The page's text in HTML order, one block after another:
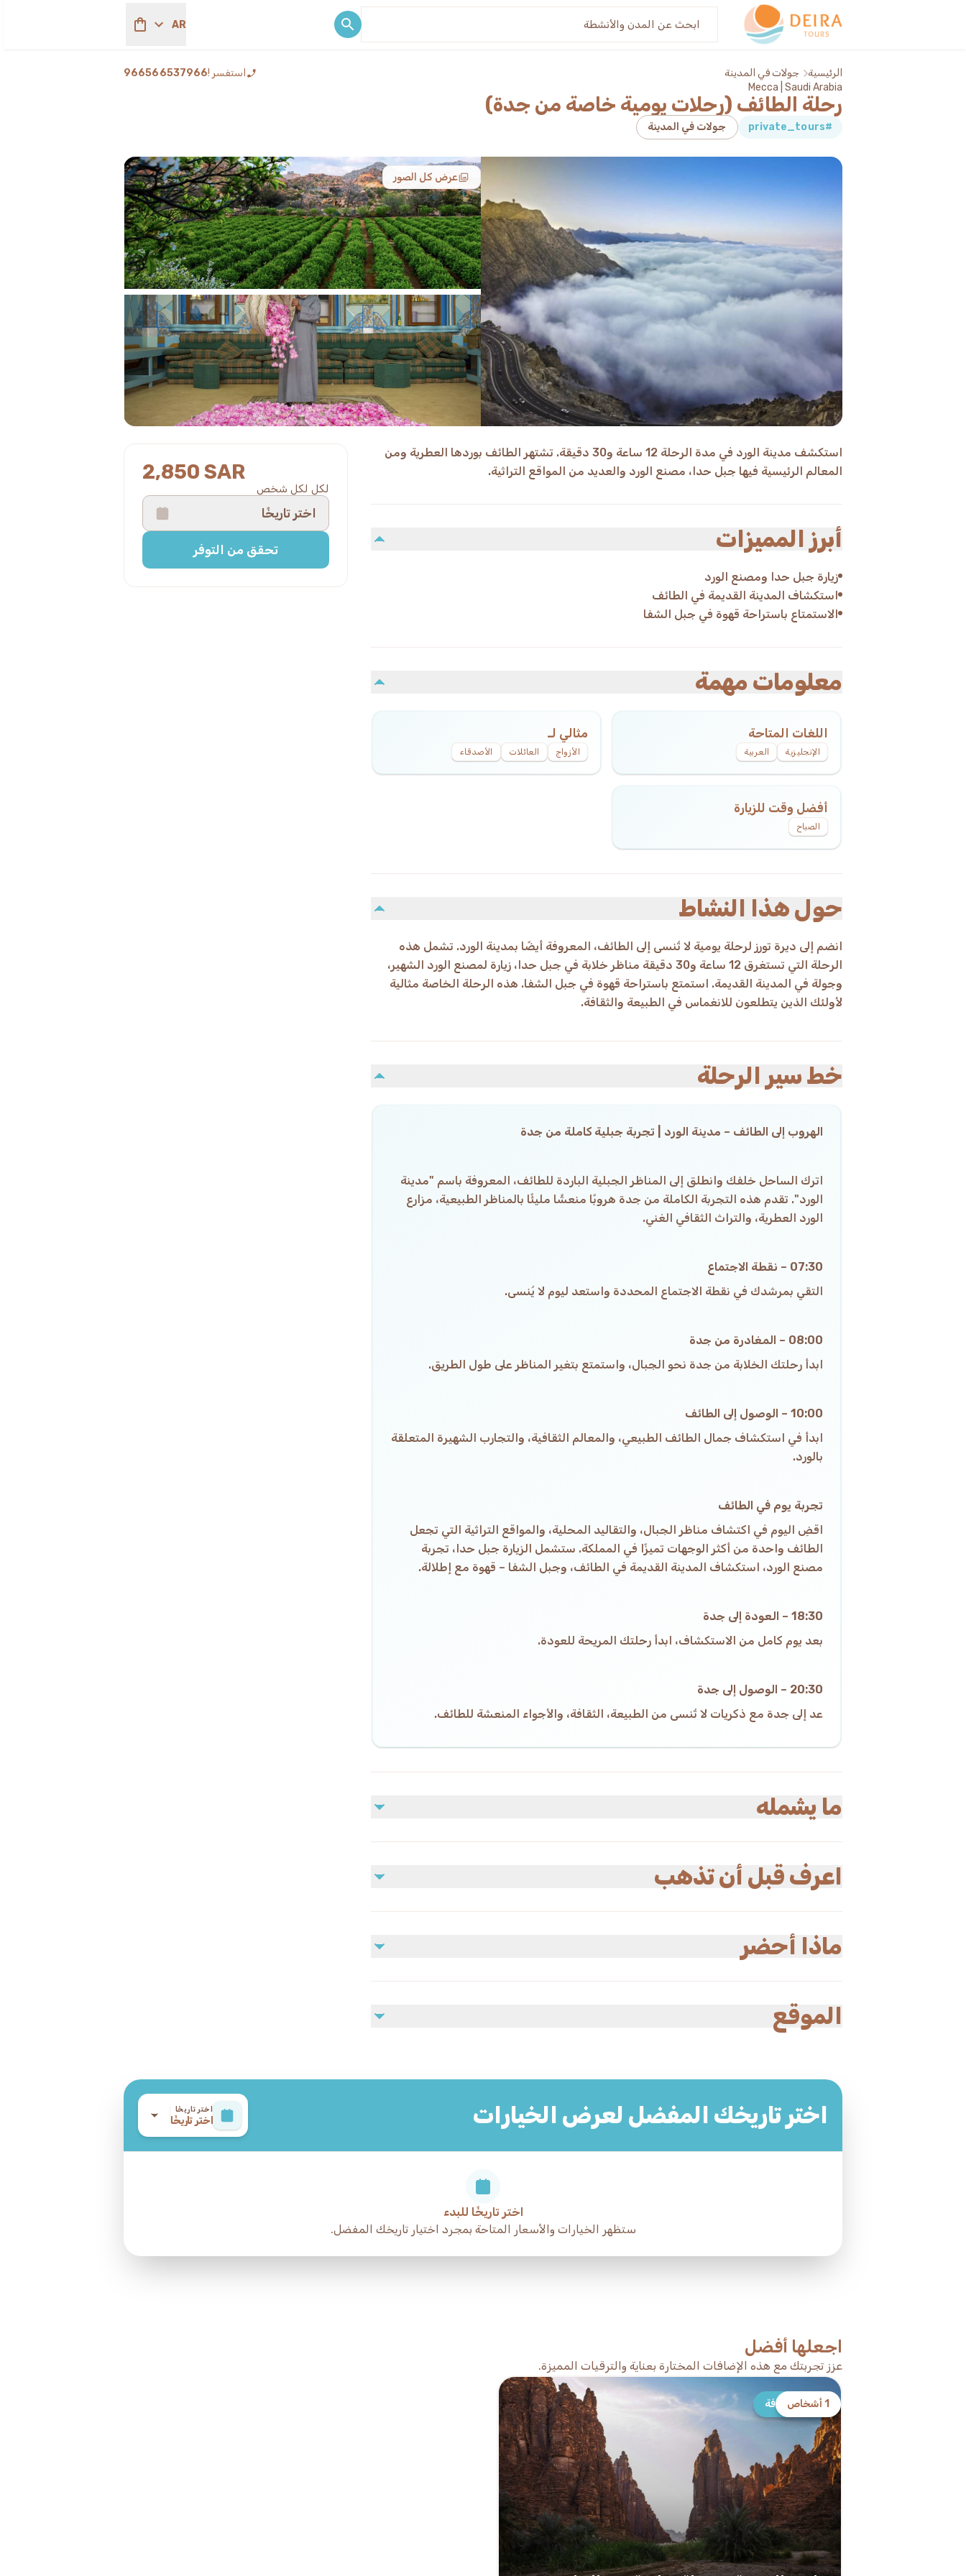
عنا اكتشف مدونة AR
الرئيسية جولات في المدينة استفسر !966566537966
Mecca | Saudi Arabia
رحلة الطائف (رحلات يومية خاصة من جدة)
#private_tours جولات في المدينة
عرض كل الصور
2,850 SAR
لكل لكل شخص
اختر تاريخًا
تحقق من التوفر
استكشف مدينة الورد في مدة الرحلة 12 ساعة و30 دقيقة. تشتهر الطائف بوردها العطرية ومن
المعالم الرئيسية فيها جبل حدا، مصنع الورد والعديد من المواقع التراثية.
أبرز المميزات
زيارة جبل حدا ومصنع الورد
استكشاف المدينة القديمة في الطائف
الاستمتاع باستراحة قهوة في جبل الشفا
معلومات مهمة
اللغات المتاحة
الإنجليزية العربية
مثالي لـ
الأزواج العائلات الأصدقاء
أفضل وقت للزيارة
الصباح
حول هذا النشاط
انضم إلى ديرة تورز لرحلة يومية لا تُنسى إلى الطائف، المعروفة أيضًا بمدينة الورد. تشمل هذه
الرحلة التي تستغرق 12 ساعة و30 دقيقة مناظر خلابة في جبل حدا، زيارة لمصنع الورد الشهير،
وجولة في المدينة القديمة. استمتع باستراحة قهوة في جبل الشفا. هذه الرحلة الخاصة مثالية
لأولئك الذين يتطلعون للانغماس في الطبيعة والثقافة.
خط سير الرحلة
الهروب إلى الطائف – مدينة الورد | تجربة جبلية كاملة من جدة
اترك الساحل خلفك وانطلق إلى المناظر الجبلية الباردة للطائف، المعروفة باسم "مدينة
الورد". تقدم هذه التجربة الكاملة من جدة هروبًا منعشًا مليئًا بالمناظر الطبيعية، مزارع
الورد العطرية، والتراث الثقافي الغني.
07:30 – نقطة الاجتماع
التقي بمرشدك في نقطة الاجتماع المحددة واستعد ليوم لا يُنسى.
08:00 – المغادرة من جدة
ابدأ رحلتك الخلابة من جدة نحو الجبال، واستمتع بتغير المناظر على طول الطريق.
10:00 – الوصول إلى الطائف
ابدأ في استكشاف جمال الطائف الطبيعي، والمعالم الثقافية، والتجارب الشهيرة المتعلقة
بالورد.
تجربة يوم في الطائف
اقضِ اليوم في اكتشاف مناظر الجبال، والتقاليد المحلية، والمواقع التراثية التي تجعل
الطائف واحدة من أكثر الوجهات تميزًا في المملكة. ستشمل الزيارة جبل حدا، تجربة
مصنع الورد، استكشاف المدينة القديمة في الطائف، وجبل الشفا – قهوة مع إطلالة.
18:30 – العودة إلى جدة
بعد يوم كامل من الاستكشاف، ابدأ رحلتك المريحة للعودة.
20:30 – الوصول إلى جدة
عد إلى جدة مع ذكريات لا تُنسى من الطبيعة، الثقافة، والأجواء المنعشة للطائف.
ما يشمله
مشمول
مرشد سياحي (يتحدث الإنجليزية والعربية)
رسوم الدخول
غير مشمول
اعرف قبل أن تذهب
ضريبة القيمة المضافة 15% مدرجة في التكلفة.
يرجى إعلامنا بأي حالات طبية سابقة قبل الحجز.
ماذا أحضر
ملابس مريحة، أشياء شخصية، وأي أدوية ضرورية.
الموقع
اختر تاريخك المفضل لعرض الخيارات اختر تاريخًا
اختر تاريخًا
اختر تاريخًا للبدء
ستظهر الخيارات والأسعار المتاحة بمجرد اختيار تاريخك المفضل.
اجعلها أفضل
عزز تجربتك مع هذه الإضافات المختارة بعناية والترقيات المميزة.
أفضل إضافة 1 أشخاص